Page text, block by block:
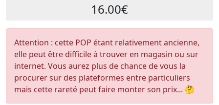
16.00€
Attention : cette POP étant relativement ancienne,
elle peut être difficile à trouver en magasin ou sur
internet. Vous aurez plus de chance de vous la
procurer sur des plateformes entre particuliers
mais cette rareté peut faire monter son prix... 🤔